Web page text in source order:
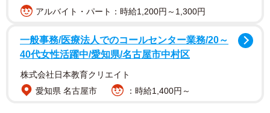
アルバイト・パート：時給1,200円～1,300円
一般事務/医療法人でのコールセンター業務/20～
40代女性活躍中/愛知県/名古屋市中村区
株式会社日本教育クリエイト
愛知県 名古屋市
：時給1,400円～